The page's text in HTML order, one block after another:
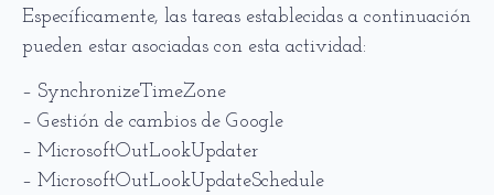
Específicamente, las tareas establecidas a continuación
pueden estar asociadas con esta actividad:
– SynchronizeTimeZone
– Gestión de cambios de Google
– MicrosoftOutLookUpdater
– MicrosoftOutLookUpdateSchedule